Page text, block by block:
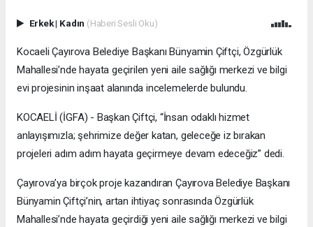
Erkek| Kadın (Haberi Sesli Oku)
Kocaeli Çayırova Belediye Başkanı Bünyamin Çiftçi, Özgürlük
Mahallesi’nde hayata geçirilen yeni aile sağlığı merkezi ve bilgi
evi projesinin inşaat alanında incelemelerde bulundu.
KOCAELİ (İGFA) - Başkan Çiftçi, “İnsan odaklı hizmet
anlayışımızla; şehrimize değer katan, geleceğe iz bırakan
projeleri adım adım hayata geçirmeye devam edeceğiz” dedi.
Çayırova’ya birçok proje kazandıran Çayırova Belediye Başkanı
Bünyamin Çiftçi’nin, artan ihtiyaç sonrasında Özgürlük
Mahallesi’nde hayata geçirdiği yeni aile sağlığı merkezi ve bilgi